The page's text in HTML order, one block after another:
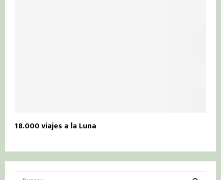
18.000 viajes a la Luna